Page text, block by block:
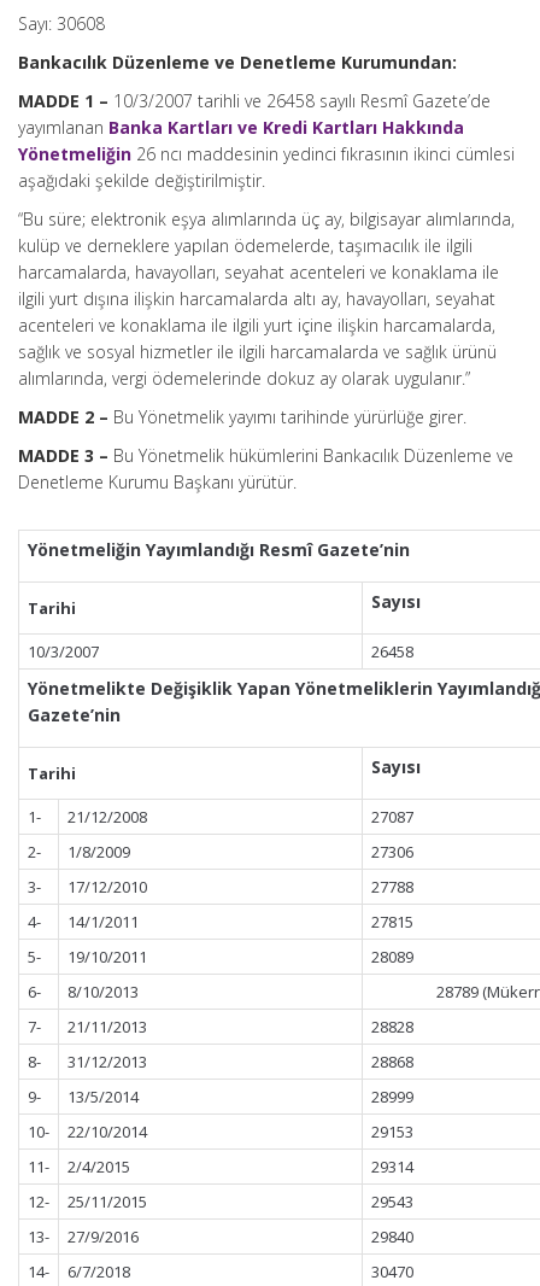
Sayı: 30608
Bankacılık Düzenleme ve Denetleme Kurumundan:
MADDE 1 – 10/3/2007 tarihli ve 26458 sayılı Resmî Gazete’de
yayımlanan Banka Kartları ve Kredi Kartları Hakkında
Yönetmeliğin 26 ncı maddesinin yedinci fıkrasının ikinci cümlesi
aşağıdaki şekilde değiştirilmiştir.
“Bu süre; elektronik eşya alımlarında üç ay, bilgisayar alımlarında,
kulüp ve derneklere yapılan ödemelerde, taşımacılık ile ilgili
harcamalarda, havayolları, seyahat acenteleri ve konaklama ile
ilgili yurt dışına ilişkin harcamalarda altı ay, havayolları, seyahat
acenteleri ve konaklama ile ilgili yurt içine ilişkin harcamalarda,
sağlık ve sosyal hizmetler ile ilgili harcamalarda ve sağlık ürünü
alımlarında, vergi ödemelerinde dokuz ay olarak uygulanır.”
MADDE 2 – Bu Yönetmelik yayımı tarihinde yürürlüğe girer.
MADDE 3 – Bu Yönetmelik hükümlerini Bankacılık Düzenleme ve
Denetleme Kurumu Başkanı yürütür.
Yönetmeliğin Yayımlandığı Resmî Gazete’nin
Tarihi Sayısı
10/3/2007 26458
Yönetmelikte Değişiklik Yapan Yönetmeliklerin
Gazete’nin
Tarihi Sayısı
1- 21/12/2008
27087
2-
1/8/2009
27306
3-
17/12/2010
27788
4-
14/1/2011
27815
5-
19/10/2011
28089
6-
8/10/2013
28789
7-
21/11/2013
28828
8-
31/12/2013
28868
9-
13/5/2014
28999
10-
22/10/2014
29153
11-
2/4/2015
29314
12-
25/11/2015
29543
13-
27/9/2016
29840
14-
6/7/2018 30470